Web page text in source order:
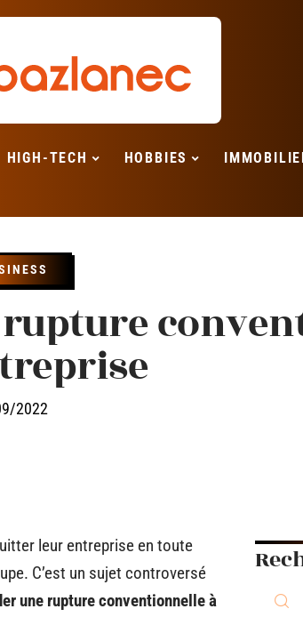
HIGH-TECH HOBBIES
2022
leur entreprise en toute
C’est un sujet controversé
une rupture conventionnelle à